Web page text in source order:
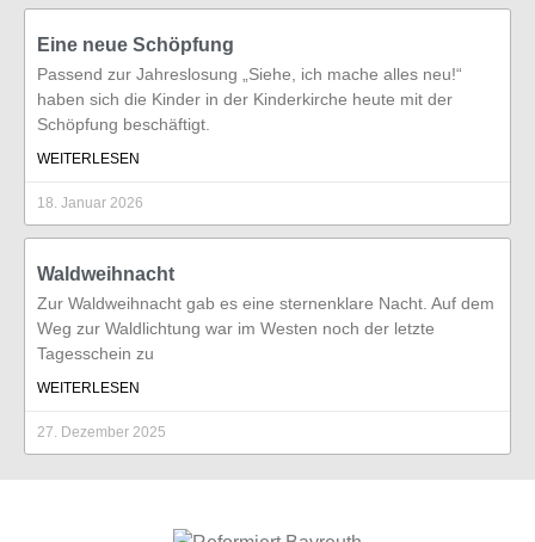
Eine neue Schöpfung
Passend zur Jahreslosung „Siehe, ich mache alles neu!“
haben sich die Kinder in der Kinderkirche heute mit der
Schöpfung beschäftigt.
WEITERLESEN
18. Januar 2026
Waldweihnacht
Zur Waldweihnacht gab es eine sternenklare Nacht. Auf dem
Weg zur Waldlichtung war im Westen noch der letzte
Tagesschein zu
WEITERLESEN
27. Dezember 2025